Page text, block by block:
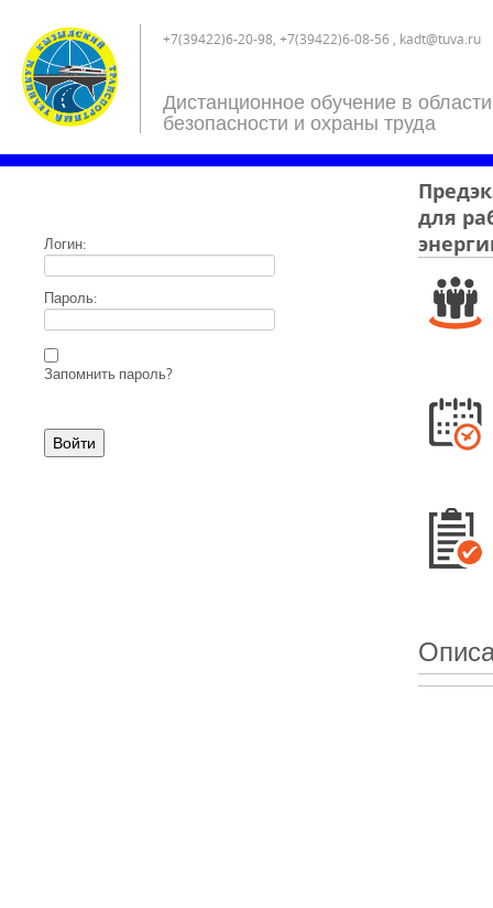
+7(39422)6-20-98, +7(39422)6-08-56 , kadt@tuva.ru
Дистанционное обучение в области
безопасности и охраны труда
Логин:
Пароль:
Запомнить пароль?
для